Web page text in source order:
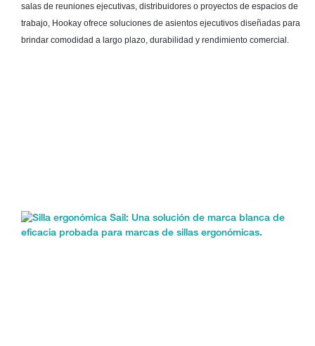
salas de reuniones ejecutivas, distribuidores o proyectos de espacios de
trabajo, Hookay ofrece soluciones de asientos ejecutivos diseñadas para
brindar comodidad a largo plazo, durabilidad y rendimiento comercial.